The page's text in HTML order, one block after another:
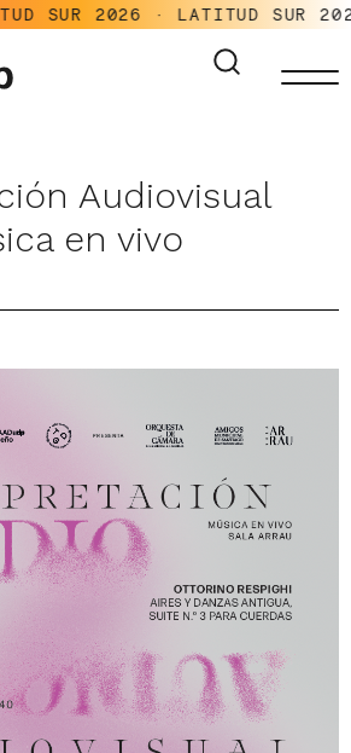
SUR 2026 · LATITUD SUR
Audiovisual
en vivo